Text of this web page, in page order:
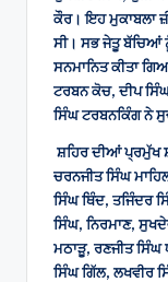
ਕੌਰ। ਇਹ ਮੁਕਾਬਲਾ
ਸੀ। ਸਭ ਜੇਤੂ ਬੱਚਿਆਂ
ਸਨਮਾਨਿਤ ਕੀਤਾ
ਟਰਬਨ ਕੋਚ, ਦੀਪ
ਸਿੰਘ ਟਰਬਨਕਿੰਗ ਨੇ
ਸ਼ਹਿਰ ਦੀਆਂ ਪ੍ਰਮੁੱਖ
ਚਰਨਜੀਤ ਸਿੰਘ
ਸਿੰਘ ਥਿੰਦ, ਤਜਿੰਦਰ
ਸਿੰਘ, ਨਿਰਮਾਣ,
ਮਠਾੜੂ, ਰਣਜੀਤ ਸਿੰਘ
ਸਿੰਘ ਗਿੱਲ, ਲਖਵੀਰ